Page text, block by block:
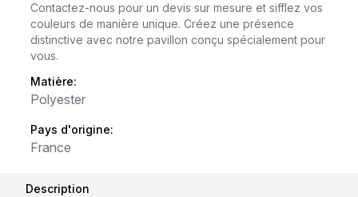
Contactez-nous pour un devis sur mesure et sifflez vos
couleurs de manière unique. Créez une présence
distinctive avec notre pavillon conçu spécialement pour
vous.
Matière:
Polyester
Pays d'origine:
France
Description